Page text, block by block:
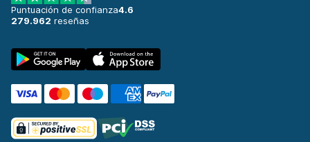
Puntuación de confianza4.6
279.962 reseñas